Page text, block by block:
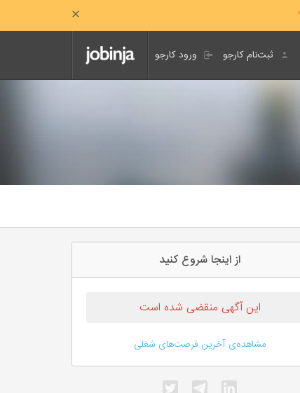
ورود کارجو ثبت‌نام کارجو
از اینجا شروع کنید
این آگهی منقضی شده است
مشاهده‌ی آخرین فرصت‌های شغلی